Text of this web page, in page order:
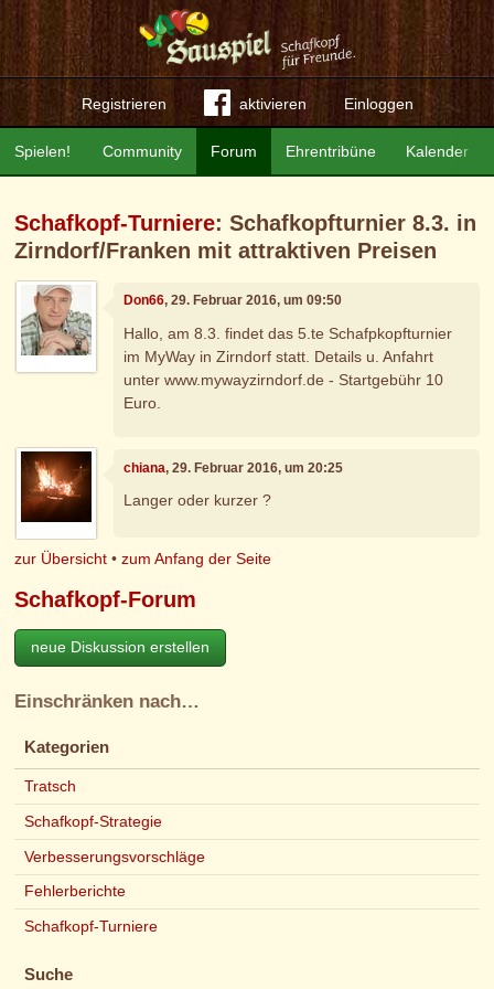
Registrieren aktivieren Einloggen
Community Forum Ehrentribüne Kalender
Spielen!
Schafkopf-Turniere: Schafkopfturnier 8.3. in
Zirndorf/Franken mit attraktiven Preisen
Don66, 29. Februar 2016, um 09:50
Hallo, am 8.3. findet das 5.te Schafpkopfturnier
im MyWay in Zirndorf statt. Details u. Anfahrt
unter www.mywayzirndorf.de - Startgebühr 10
Euro.
chiana, 29. Februar 2016, um 20:25
Langer oder kurzer ?
zur Übersicht •zum Anfang der Seite
Schafkopf-Forum
neue Diskussion erstellen
Einschränken nach…
Kategorien
Tratsch
Schafkopf-Strategie
Verbesserungsvorschläge
Fehlerberichte
Schafkopf-Turniere
Suche